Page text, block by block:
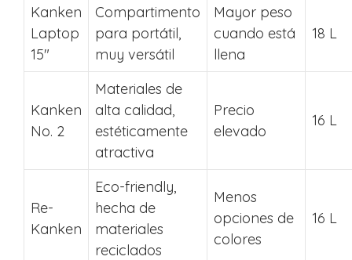
Kanken
Laptop
15″
Compartimento
para portátil,
muy versátil
Mayor peso
cuando está
llena
18 L
Kanken
No. 2
Materiales de
alta calidad,
estéticamente
atractiva
Precio
elevado
16 L
Re-
Kanken
Eco-friendly,
hecha de
materiales
reciclados
Menos
opciones de
colores
16 L